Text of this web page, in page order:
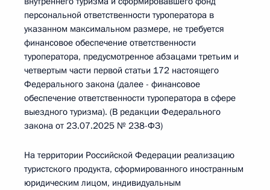
персональной ответственности туроператора в
указанном максимальном размере, не требуется
финансовое обеспечение ответственности
туроператора, предусмотренное абзацами третьим и
четвертым части первой статьи 172 настоящего
Федерального закона (далее - финансовое
обеспечение ответственности туроператора в сфере
выездного туризма). (В редакции Федерального
закона от 23.07.2025 № 238-ФЗ)
На территории Российской Федерации реализацию
туристского продукта, сформированного иностранным
юридическим лицом, индивидуальным